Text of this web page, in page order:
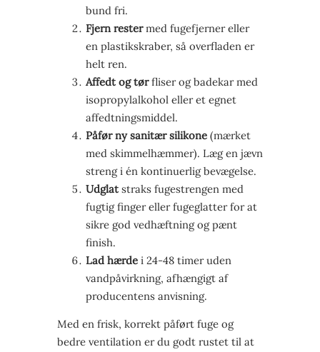
bund fri.
Fjern restermed fugefjerner eller
en plastikskraber, så overfladen er
helt ren.
Affedt og tørfliser og badekar med
isopropylalkohol eller et egnet
affedtningsmiddel.
Påfør ny sanitær silikone (mærket
med skimmelhæmmer). Læg en jævn
streng i én kontinuerlig bevægelse.
Udglatstraks fugestrengen med
fugtig finger eller fugeglatter for at
sikre god vedhæftning og pænt
finish.
Lad hærde i 24-48 timer uden
vandpåvirkning, afhængigt af
producentens anvisning.
Med en frisk, korrekt påført fuge og
bedre ventilation er du godt rustet til at